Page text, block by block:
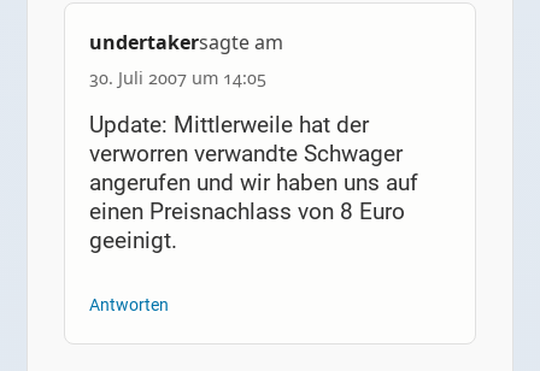
undertakersagte am
30. Juli 2007 um 14:05
Update: Mittlerweile hat der
verworren verwandte Schwager
angerufen und wir haben uns auf
einen Preisnachlass von 8 Euro
geeinigt.
Antworten